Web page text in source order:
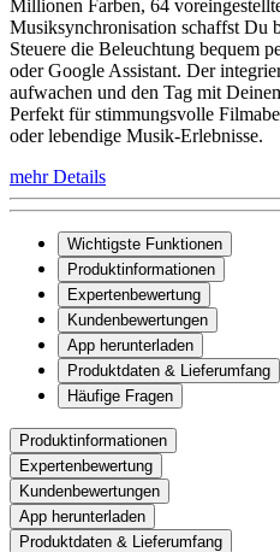
Millionen Farben, 64
Musiksynchronisation schaffst Du
Steuere die Beleuchtung bequem
oder Google Assistant. Der
aufwachen und den Tag mit
Perfekt für stimmungsvolle
oder lebendige Musik-Erlebnisse.
mehr Details
Wichtigste Funktionen
Produktinformationen
Expertenbewertung
Kundenbewertungen
App herunterladen
Produktdaten & Lieferumfang
Häufige Fragen
Produktinformationen
Expertenbewertung
Kundenbewertungen
App herunterladen
Produktdaten & Lieferumfang